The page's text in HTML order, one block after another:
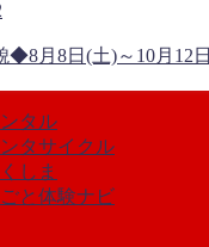
◆8月8日(土)～10月12